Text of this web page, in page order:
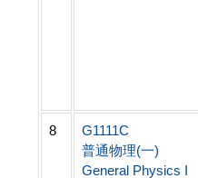
8
G1111C
普通物理(一)
General Physics I